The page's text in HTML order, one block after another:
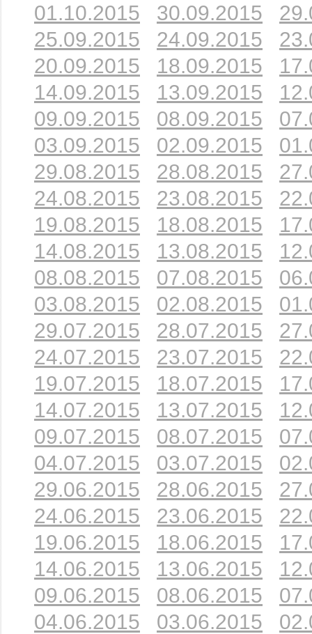
01.10.2015
30.09.2015
25.09.2015
24.09.2015
20.09.2015
18.09.2015
14.09.2015
13.09.2015
09.09.2015
08.09.2015
03.09.2015
02.09.2015
29.08.2015
28.08.2015
24.08.2015
23.08.2015
19.08.2015
18.08.2015
14.08.2015
13.08.2015
08.08.2015
07.08.2015
03.08.2015
02.08.2015
29.07.2015
28.07.2015
24.07.2015
23.07.2015
19.07.2015
18.07.2015
14.07.2015
13.07.2015
09.07.2015
08.07.2015
04.07.2015
03.07.2015
29.06.2015
28.06.2015
24.06.2015
23.06.2015
19.06.2015
18.06.2015
14.06.2015
13.06.2015
09.06.2015
08.06.2015
04.06.2015
03.06.2015